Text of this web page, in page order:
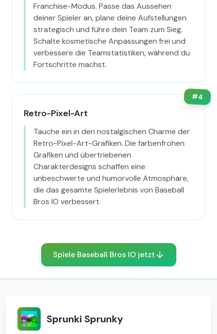
Franchise-Modus. Passe das Aussehen
deiner Spieler an, plane deine Aufstellungen
strategisch und führe dein Team zum Sieg.
Schalte kosmetische Anpassungen frei und
verbessere die Teamstatistiken, während du
Fortschritte machst.
#4
Retro-Pixel-Art
Tauche ein in den nostalgischen Charme der
Retro-Pixel-Art-Grafiken. Die farbenfrohen
Grafiken und übertriebenen
Charakterdesigns schaffen eine
unbeschwerte und humorvolle Atmosphäre,
die das gesamte Spielerlebnis von Baseball
Bros IO verbessert.
Spiele Baseball Bros IO jetzt
Sprunki Sprunky